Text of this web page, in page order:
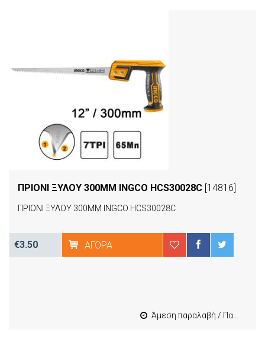
ΠΡΙΟΝΙ ΞΥΛΟΥ 300MM INGCO HCS30028C [14816]
ΠΡΙΟΝΙ ΞΥΛΟΥ 300MM INGCO HCS30028C
€3.50 ΑΓΟΡΆ
Άμεση παραλαβή / Παράδοση 1-3 εργασιμες